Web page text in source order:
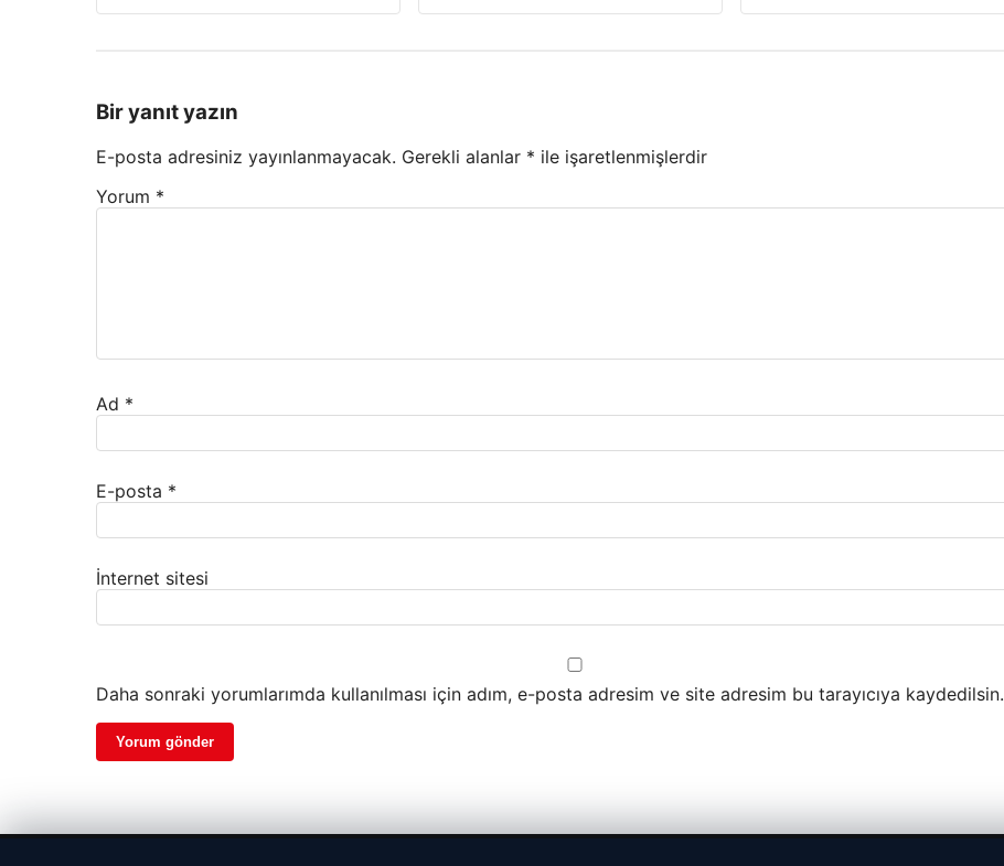
Bir yanıt yazın
E-posta adresiniz yayınlanmayacak. Gerekli alanlar * ile işaretlenmişlerdir
Yorum *
Ad *
E-posta *
İnternet sitesi
Daha sonraki yorumlarımda kullanılması için adım, e-posta adresim ve site adresim bu tarayıcıya kaydedilsin.